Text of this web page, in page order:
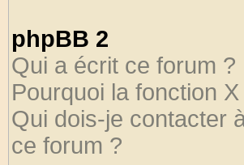
phpBB 2
Qui a écrit ce forum ?
Pourquoi la fonction
Qui dois-je contacter
ce forum ?